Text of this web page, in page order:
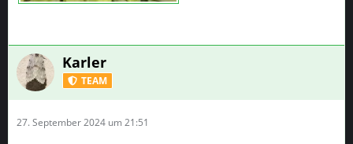
Karler
TEAM
27. September 2024 um 21:51